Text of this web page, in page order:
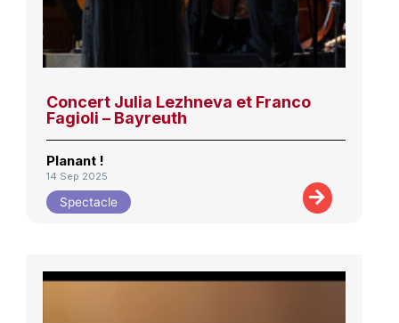
Concert Julia Lezhneva et Franco
Fagioli – Bayreuth
Planant !
14 Sep 2025
Spectacle